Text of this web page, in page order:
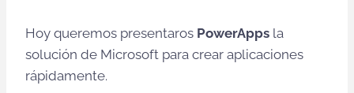
Hoy queremos presentaros PowerApps la
solución de Microsoft para crear aplicaciones
rápidamente.